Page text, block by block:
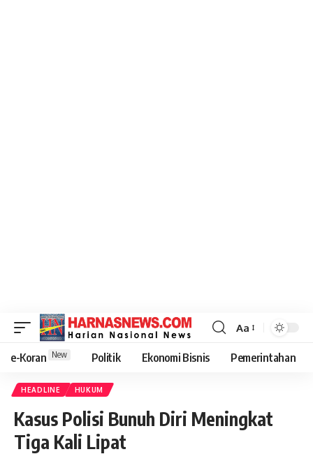
Aa
e-Koran New Politik Ekonomi Bisnis Pemerintahan
HEADLINE HUKUM
Kasus Polisi Bunuh Diri Meningkat
Tiga Kali Lipat